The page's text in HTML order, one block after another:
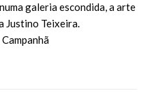
galeria escondida, a arte
Justino Teixeira.